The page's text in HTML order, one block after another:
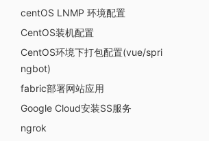
centOS LNMP 环境配置
CentOS装机配置
CentOS环境下打包配置(vue/spri
ngbot)
fabric部署网站应用
Google Cloud安装SS服务
ngrok